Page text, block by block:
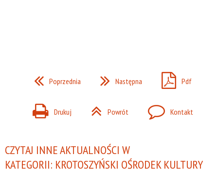
Poprzednia Następna Pdf
Drukuj Powrót Kontakt
CZYTAJ INNE AKTUALNOŚCI W
KATEGORII: KROTOSZYŃSKI OŚRODEK KULTURY